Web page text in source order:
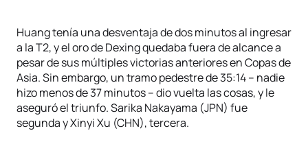
Huang tenía una desventaja de dos minutos al ingresar
a la T2, y el oro de Dexing quedaba fuera de alcance a
pesar de sus múltiples victorias anteriores en Copas de
Asia. Sin embargo, un tramo pedestre de 35:14 – nadie
hizo menos de 37 minutos – dio vuelta las cosas, y le
aseguró el triunfo. Sarika Nakayama (JPN) fue
segunda y Xinyi Xu (CHN), tercera.